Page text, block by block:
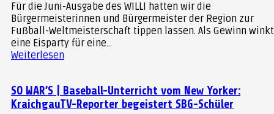
Schlösser und Gärten Baden-Württemberg.
Mittlerweile sind 23 Skulpturen in den
monumentalen Mauern von Schloss Heidelberg
beschäftigt den Wahl-Kurpfälzer immer wieder.
Die Ausstellung im Schlossgarten zeigt Arbeiten
Für die Juni-Ausgabe des WILLI hatten wir die
Bürgermeisterinnen und Bürgermeister der Region zur
Fußball-Weltmeisterschaft tippen lassen. Als Gewinn
eine Eisparty für eine...
Weiterlesen
SO WAR’S | Baseball-Unterricht vom New Yorker:
KraichgauTV-Reporter begeistert SBG-Schüler